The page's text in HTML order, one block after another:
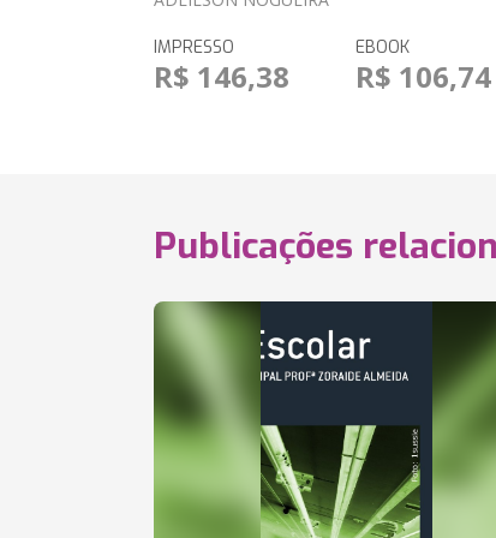
IMPRESSO
R$ 146,38
EBOOK
R$ 106,74
Publicações